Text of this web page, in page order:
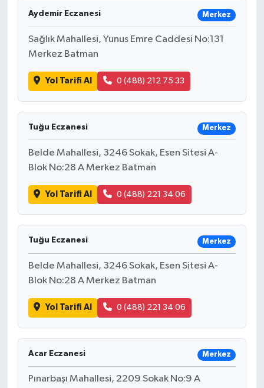
Aydemir Eczanesi Merkez
Sağlık Mahallesi, Yunus Emre Caddesi No:131
Merkez Batman
Yol Tarifi Al 0 (488) 212 75 33
Tuğu Eczanesi Merkez
Belde Mahallesi, 3246 Sokak, Esen Sitesi A-
Blok No:28 A Merkez Batman
Yol Tarifi Al 0 (488) 221 34 06
Tuğu Eczanesi Merkez
Belde Mahallesi, 3246 Sokak, Esen Sitesi A-
Blok No:28 A Merkez Batman
Yol Tarifi Al 0 (488) 221 34 06
Acar Eczanesi Merkez
Pınarbaşı Mahallesi, 2209 Sokak No:9 A